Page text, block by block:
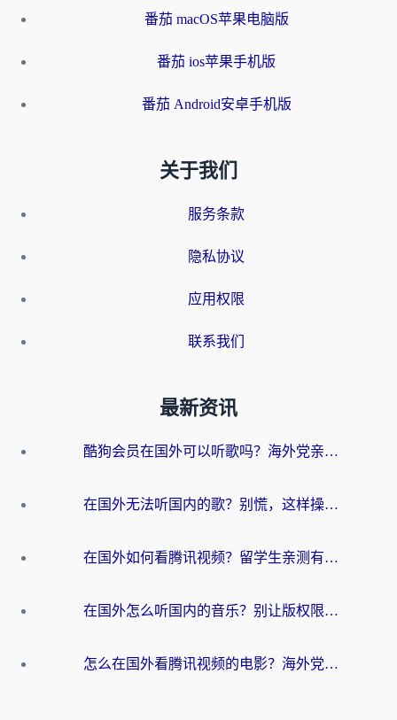
番茄 macOS苹果电脑版
番茄 ios苹果手机版
番茄 Android安卓手机版
关于我们
服务条款
隐私协议
应用权限
联系我们
最新资讯
酷狗会员在国外可以听歌吗？海外党亲测有效：3步解决音乐权限难题
在国外无法听国内的歌？别慌，这样操作就能畅听QQ音乐（附亲测加速器推荐）
在国外如何看腾讯视频？留学生亲测有效的回国加速方案
在国外怎么听国内的音乐？别让版权限制断了你的华语歌单
怎么在国外看腾讯视频的电影？海外党亲测有效的回国加速指南